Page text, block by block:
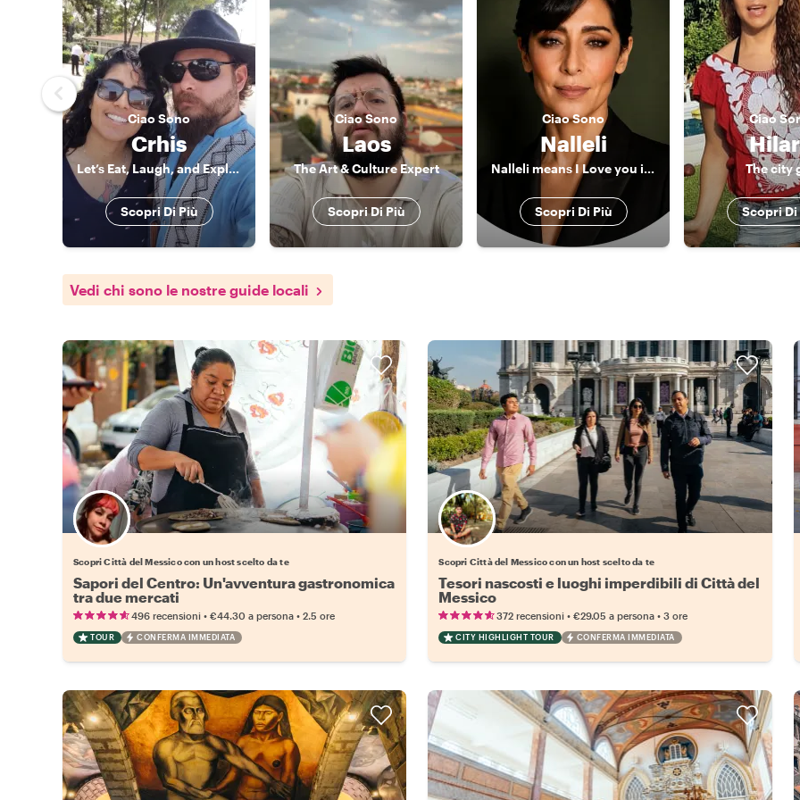
CiaoSono
Crhis
Let’s Eat, Laugh, and Explore Like Locals
Scopri Di Più
CiaoSono
Laos
The Art & Culture Expert
Scopri Di Più
CiaoSono
Nalleli
Nalleli means I Love you in Zapoteco
Scopri Di Più
Ciao
The city
Scopri Di
Vedi chi sono le nostre guide locali
Scegli il tuo local preferito
Scopri Città del Messico con un host scelto da te
Sapori del Centro: Un'avventura gastronomica
tra due mercati
496 recensioni • €44.30 a persona • 2.5 ore
TOUR CONFERMA IMMEDIATA
Scegli il tuo local preferito
Scopri Città del Messico con un host scelto da te
Tesori nascosti e luoghi imperdibili di Città del
Messico
372 recensioni •€29.05 a persona •3 ore
CITY HIGHLIGHT TOUR CONFERMA IMMEDIATA